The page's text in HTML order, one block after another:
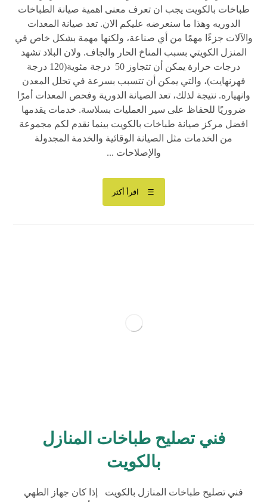
طباخات بالكويت يجب ان تعرف معنى اهمية صيانة الطباخات
الدوريه وهذا ما سنعرضه عليكم الان. تعد صيانة المعدات
والآلات جزءًا مهمًا من أي صناعة، ولكنها مهمة بشكل خاص في
المنزل الكويتي بسبب المناخ الحار والجاف. ولان البلاد تشهد
درجات حرارة يمكن أن تتجاوز 50 درجة مئوية(120 درجة
فهرنهايت)، والتي يمكن أن تتسبب بسرعة في تحلل المعدن
وانهياره. نتيجة لذلك، تعد الصيانة الدورية وفحص المعدات أمرًا
ضروريًا للحفاظ على سير العمليات بسلاسة. خدمات يقدمها
افضل مركز صيانة طباخات بالكويت بينما نقدم لكم مجموعة
من الخدمات مثل الصيانة الوقائية والخدمة المجدولة
والإصلاحات ...
اقرأ أكثر
فني تصليح طباخات المنازل
بالكويت
فني تصليح طباخات المنازل بالكويت إذا كان جهاز الطهي